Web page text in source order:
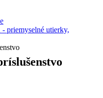
utierky,